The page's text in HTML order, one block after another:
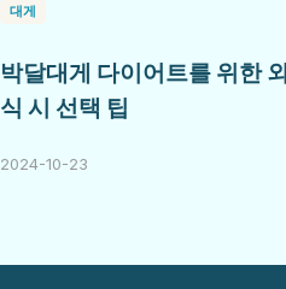
대게
박달대게 다이어트를 위한 외
식 시 선택 팁
2024-10-23